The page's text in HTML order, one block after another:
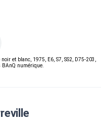
et blanc, 1975, E6, S7, SS2, D75-203,
BAnQ numérique.